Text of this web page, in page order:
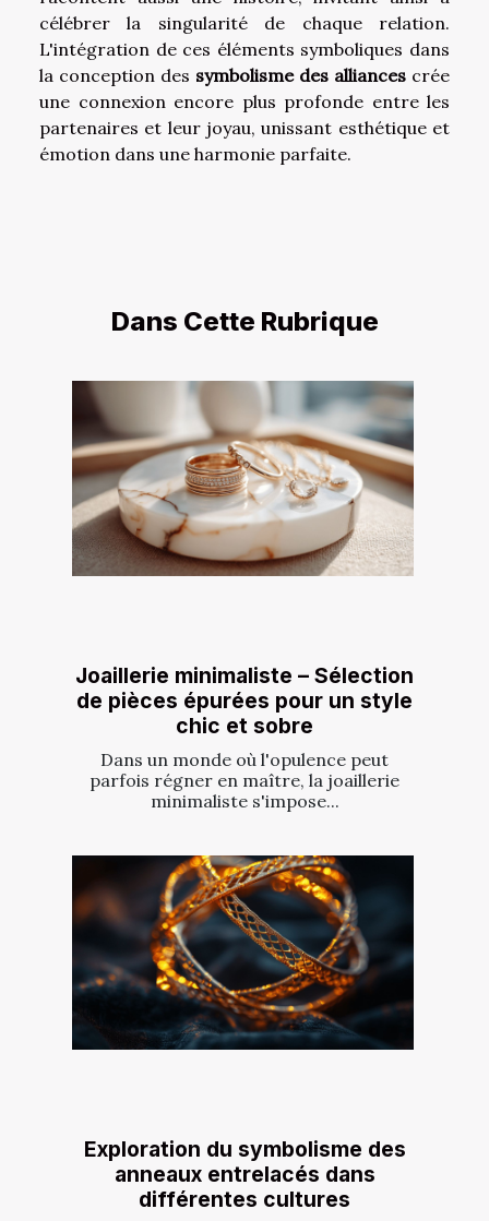
célébrer la singularité de chaque relation.
L'intégration de ces éléments symboliques dans
la conception des symbolisme des alliances crée
une connexion encore plus profonde entre les
partenaires et leur joyau, unissant esthétique et
émotion dans une harmonie parfaite.
Dans Cette Rubrique
Joaillerie minimaliste – Sélection
de pièces épurées pour un style
chic et sobre
Dans un monde où l'opulence peut
parfois régner en maître, la joaillerie
minimaliste s'impose...
Exploration du symbolisme des
anneaux entrelacés dans
différentes cultures